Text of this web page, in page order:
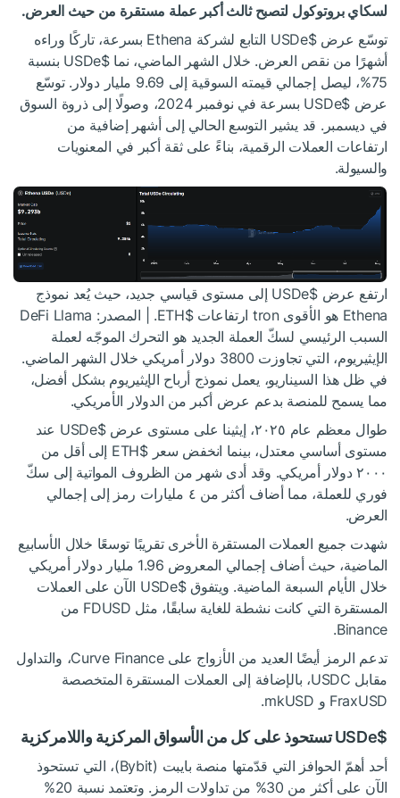
لسكاي بروتوكول لتصبح ثالث أكبر عملة مستقرة من حيث العرض.
توسّع عرض$USDe
التابع لشركة Ethena بسرعة، تاركًا وراءه
أشهرًا من نقص العرض. خلال الشهر الماضي، نما$USDe
بنسبة
75%، ليصل إجمالي قيمته السوقية إلى 9.69 مليار دولار. توسّع
عرض $USDe
بسرعة في نوفمبر 2024، وصولًا إلى ذروة السوق
في ديسمبر. قد يشير التوسع الحالي إلى أشهر إضافية من
ارتفاعات العملات الرقمية، بناءً على ثقة أكبر في المعنويات
والسيولة.
ارتفع عرض$USDe
إلى مستوى قياسي جديد، حيث يُعد نموذج
Ethena هو الأقوى tron ارتفاعات
$ETH
. | المصدر: DeFi Llama
السبب الرئيسي لسكّ العملة الجديد هو التحرك الموجّه لعملة
الإيثيريوم، التي تجاوزت 3800 دولار أمريكي خلال الشهر الماضي.
في ظل هذا السيناريو، يعمل نموذج أرباح الإيثيريوم بشكل أفضل،
مما يسمح للمنصة بدعم عرض أكبر من الدولار الأمريكي.
طوال معظم عام ٢٠٢٥، إيثينا على مستوى عرض
$USDe
عند
مستوى أساسي معتدل، بينما انخفض سعر$ETH
إلى أقل من
٢٠٠٠ دولار أمريكي. وقد أدى شهر من الظروف المواتية إلى سكّ
فوري للعملة، مما أضاف أكثر من ٤ مليارات رمز إلى إجمالي
العرض.
شهدت جميع العملات المستقرة الأخرى تقريبًا توسعًا خلال الأسابيع
الماضية، حيث أضاف إجمالي المعروض 1.96 مليار دولار أمريكي
خلال الأيام السبعة الماضية. ويتفوق$USDe
الآن على العملات
المستقرة التي كانت نشطة للغاية سابقًا، مثل FDUSD من
Binance.
تدعم الرمز أيضًا العديد من الأزواج على Curve Finance، والتداول
مقابل USDC، بالإضافة إلى العملات المستقرة المتخصصة
FraxUSD و mkUSD.
$USDe تستحوذ على كل من الأسواق المركزية واللامركزية
أحد أهمّ الحوافز التي قدّمتها منصة بايبت (Bybit)، التي تستحوذ
الآن على أكثر من 30% من تداولات الرمز. وتعتمد نسبة 20%